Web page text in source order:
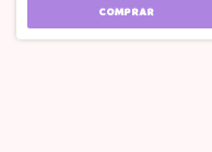
COMPRAR